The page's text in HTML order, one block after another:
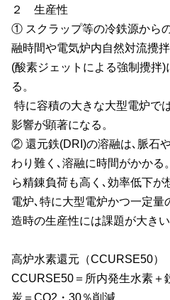
２ 生産性
① スクラップ等の冷鉄源から
融時間や電気炉内自然対流攪
(酸素ジェットによる強制攪拌)
る。
特に容積の大きな大型電炉で
影響が顕著になる。
② 還元鉄(DRI)の溶融は､脈石
わり難く､溶融に時間がかかる
ら精錬負荷も高く､効率低下が
電炉､特に大型電炉かつ一定量
造時の生産性には課題が大きい
高炉水素還元（
CCURSE50＝所内発生水素＋